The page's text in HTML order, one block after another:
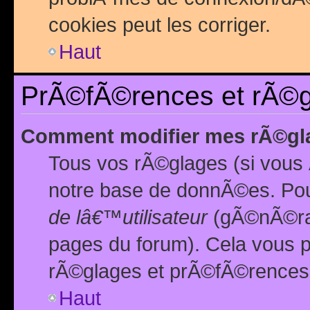
cookies peut les corriger.
Haut
PrÃ©fÃ©rences et
Comment modifier mes
Tous vos rÃ©glages (si
notre base de donnÃ©es.
de lâ€™utilisateur
pages du forum). Cela vous
rÃ©glages et
Haut